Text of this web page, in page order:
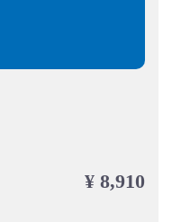
¥ 8,910